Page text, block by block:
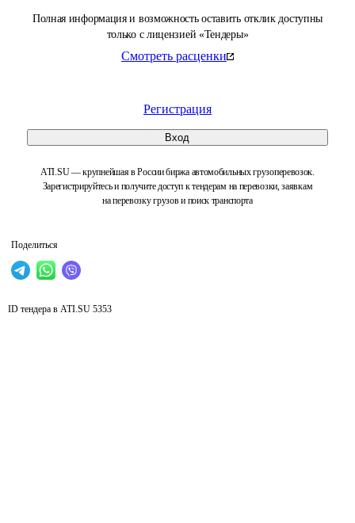
Полная информация и возможность оставить отклик доступны
только с лицензией «Тендеры»
Смотреть расценки
Регистрация
Вход
ATI.SU — крупнейшая в России биржа автомобильных грузоперевозок.
Зарегистрируйтесь и получите доступ к тендерам на перевозки, заявкам
на перевозку грузов и поиск транспорта
Поделиться
ID тендера в ATI.SU 5353